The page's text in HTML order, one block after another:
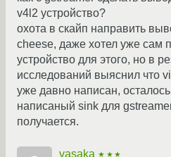
v4l2 устройство?
охота в скайп направить
cheese, даже хотел уже сам
устройство для этого, но в
исследований выяснил что
уже давно написан,
написаный sink для
получается.
vasaka ★★★